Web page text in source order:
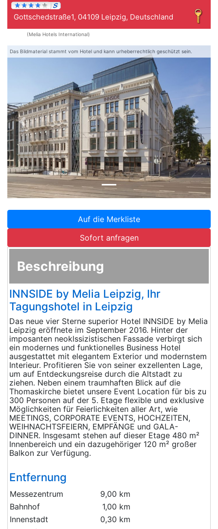
Gottschedstraße1, 04109 Leipzig, Deutschland
(Melia Hotels International)
Das Bildmaterial stammt vom Hotel und kann urheberrechtlich geschützt sein.
Zurück
Auf die Merkliste
Sofort anfragen
Beschreibung
INNSIDE by Melia Leipzig, Ihr
Tagungshotel in Leipzig
Das neue vier Sterne superior Hotel INNSIDE by Melia
Leipzig eröffnete im September 2016. Hinter der
imposanten neoklssizistischen Fassade verbirgt sich
ein modernes und funktionelles Business Hotel
ausgestattet mit elegantem Exterior und modernstem
Interieur. Profitieren Sie von seiner exzellenten Lage,
um auf Entdeckungsreise durch die Altstadt zu
ziehen. Neben einem traumhaften Blick auf die
Thomaskirche bietet unsere Event Location für bis zu
300 Personen auf der 5. Etage flexible und exklusive
Möglichkeiten für Feierlichkeiten aller Art, wie
MEETINGS, CORPORATE EVENTS, HOCHZEITEN,
WEIHNACHTSFEIERN, EMPFÄNGE und GALA-
DINNER. Insgesamt stehen auf dieser Etage 480 m²
Innenbereich und ein dazugehöriger 120 m² großer
Balkon zur Verfügung.
Entfernung
Messezentrum
9,00 km
Bahnhof
1,00 km
Innenstadt
0,30 km